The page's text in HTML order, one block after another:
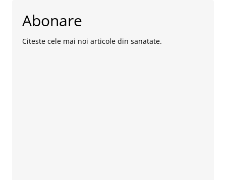
Abonare
Citeste cele mai noi articole din sanatate.